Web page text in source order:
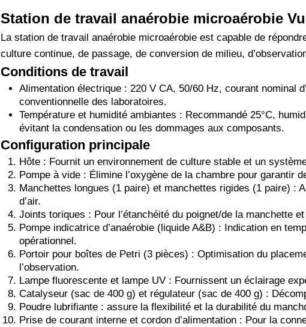
Station de travail anaérobie microaérobie
La station de travail anaérobie microaérobie est capable de
culture continue, de passage, de conversion de milieu,
Conditions de travail
Alimentation électrique : 220 V CA, 50/60 Hz, courant nominal
conventionnelle des laboratoires.
Température et humidité ambiantes : Recommandé 25°C,
évitant la condensation ou les dommages aux composants.
Configuration principale
Hôte : Fournit un environnement de culture stable et un
Pompe à vide : Élimine l’oxygène de la chambre pour garantir
Manchettes longues (1 paire) et manchettes rigides (1 paire) :
d’air.
Joints toriques : Pour l’étanchéité du poignet/de la manchette
Pompe indicatrice d’anaérobie (liquide A&B) : Indication en
opérationnel.
Portoir pour boîtes de Petri (3 pièces) : Optimisation du
l’observation.
Lampe fluorescente et lampe UV : Fournissent un éclairage
Catalyseur (sac de 400 g) et régulateur (sac de 400 g) :
Poudre lubrifiante : assure la flexibilité et la durabilité du
Prise de courant interne et cordon d’alimentation : Pour la